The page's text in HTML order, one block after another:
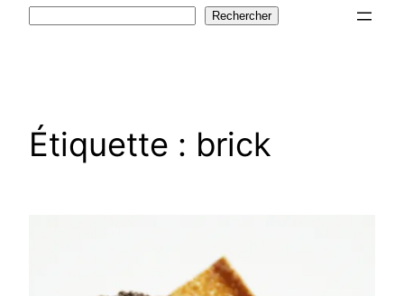
Rechercher
Étiquette : brick